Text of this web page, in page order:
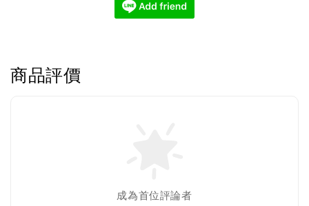
商品評價
成為首位評論者